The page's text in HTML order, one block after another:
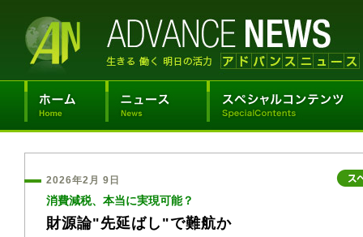
2026年2月 9日
消費減税、本当に実現可能？
財源論"先延ばし"で難航か